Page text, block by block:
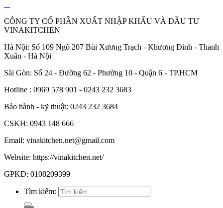
CÔNG TY CỔ PHẦN XUẤT NHẬP KHẨU VÀ ĐẦU TƯ
VINAKITCHEN
Hà Nội: Số 109 Ngõ 207 Bùi Xương Trạch - Khương Đình - Thanh
Xuân - Hà Nội
Sài Gòn: Số 24 - Đường 62 - Phường 10 - Quận 6 - TP.HCM
Hotline : 0969 578 901 - 0243 232 3683
Bảo hành - kỹ thuật: 0243 232 3684
CSKH: 0943 148 666
Email: vinakitchen.net@gmail.com
Website: https://vinakitchen.net/
GPKD: 0108209399
Tìm kiếm: